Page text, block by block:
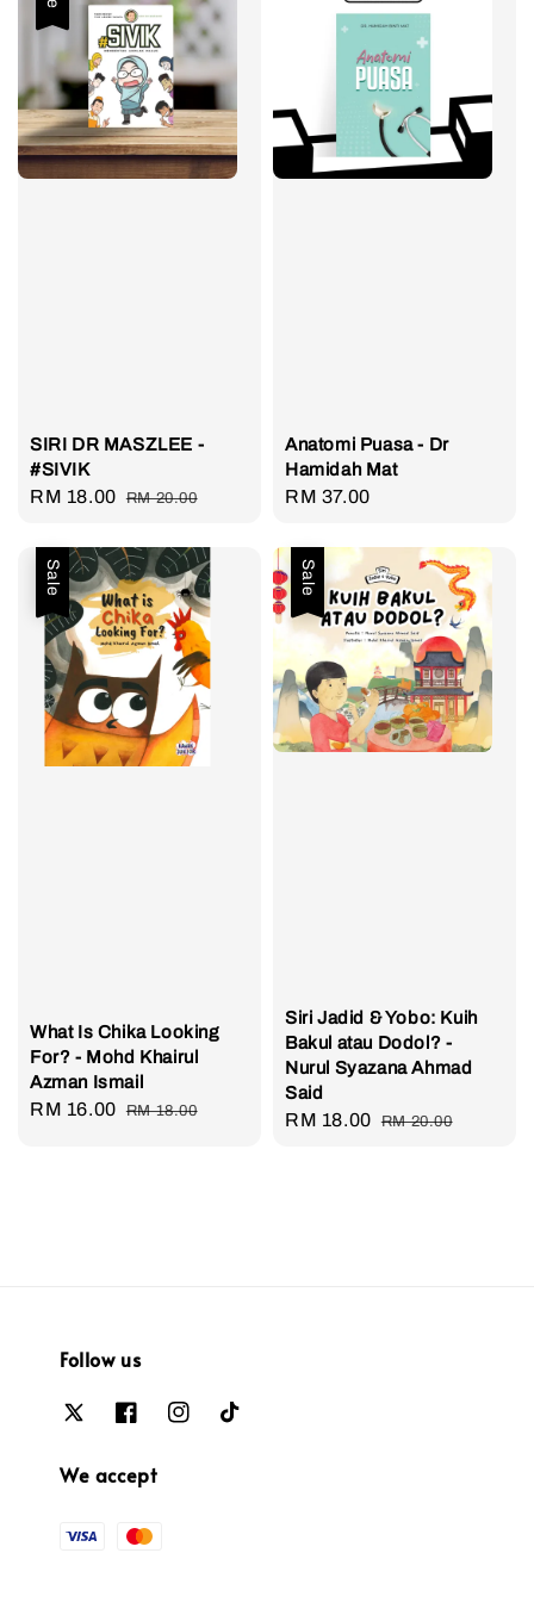
SIRI DR MASZLEE -
#SIVIK
Sale
RM 18.00 Regular
RM 20.00
Anatomi Puasa - Dr
Hamidah Mat
Regular
RM 37.00
Sale
What Is Chika Looking
For? - Mohd Khairul
Azman Ismail
Sale
RM 16.00 Regular
RM 18.00
Sale
Siri Jadid & Yobo: Kuih
Bakul atau Dodol? -
Nurul Syazana Ahmad
Said
Sale
RM 18.00 Regular
RM 20.00
Follow us
We accept